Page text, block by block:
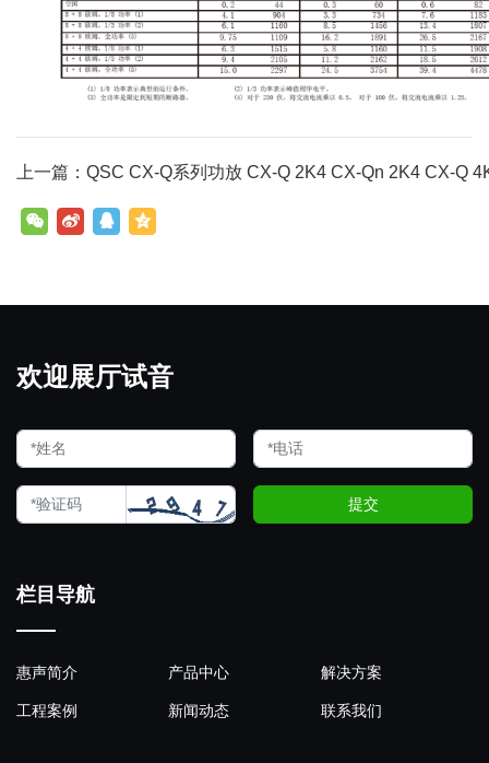
上一篇：QSC CX-Q系列功放 CX-Q 2K4 CX-Qn 2K4 CX-Q
欢迎展厅试音
提交
栏目导航
惠声简介 产品中心 解决方案
工程案例 新闻动态 联系我们